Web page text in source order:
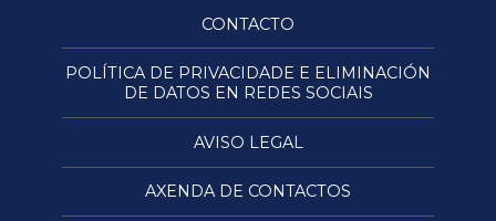
CONTACTO
POLÍTICA DE PRIVACIDADE E ELIMINACIÓN
DE DATOS EN REDES SOCIAIS
AVISO LEGAL
AXENDA DE CONTACTOS